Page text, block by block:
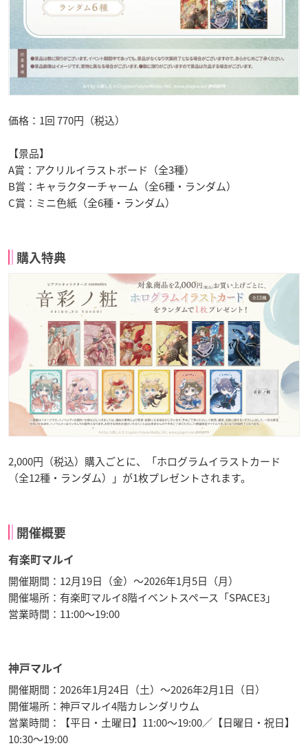
価格：1回 770円（税込）
【景品】
A賞：アクリルイラストボード（全3種）
B賞：キャラクターチャーム（全6種・ランダム）
C賞：ミニ色紙（全6種・ランダム）
購入特典
2,000円（税込）購入ごとに、「ホログラムイラストカード
（全12種・ランダム）」が1枚プレゼントされます。
開催概要
有楽町マルイ
開催期間：12月19日（金）～2026年1月5日（月）
開催場所：有楽町マルイ8階イベントスペース「SPACE3」
営業時間：11:00～19:00
神戸マルイ
開催期間：2026年1月24日（土）～2026年2月1日（日）
開催場所：神戸マルイ4階カレンダリウム
営業時間：【平日・土曜日】11:00～19:00／【日曜日・祝日】
10:30～19:00